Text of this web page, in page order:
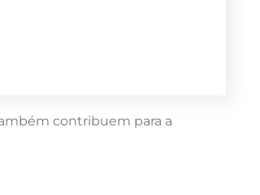
contribuem para a